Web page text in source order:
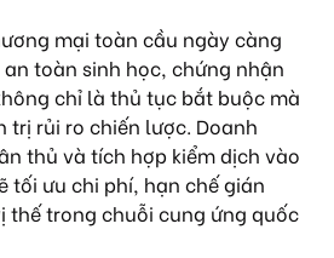
mại toàn cầu ngày càng
toàn sinh học, chứng nhận
chỉ là thủ tục bắt buộc mà
trị rủi ro chiến lược. Doanh
thủ và tích hợp kiểm dịch vào
tối ưu chi phí, hạn chế gián
thế trong chuỗi cung ứng quốc